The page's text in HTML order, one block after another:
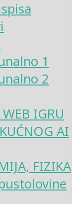
1
2
IGRU
AI
FIZIKA